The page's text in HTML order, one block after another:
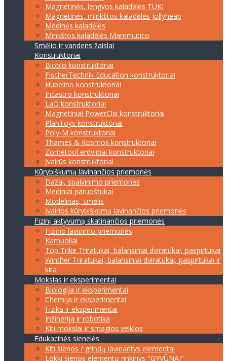
Magnetinės, lengvos kaladėlės TUKI
Magnetinės, minkštos kaladėlės Jollyheap
Medinės kaladėlės
Minkštos kaladėlės Mammutico
Smėlio ir vandens žaislai
Konstruktoriai
Bioblo konstruktoriai
FischerTechnik Education konstruktoriai
Hubelino konstruktoriai
Incastro konstruktoriai
LaQ konstruktoriai
Magnetiniai PowerClix konstruktoriai
PlanToys konstruktoriai
Poly-M konstruktoriai
Thames & Kosmos konstruktoriai
Zometool erdviniai konstruktoriai
Įvairūs konstruktoriai
Kūrybiškumą lavinančios priemonės
Dažai, spalvinimo priemonės
Mediniai paruoštukai
Modelinas, smėlis
Įvairios kūrybiškumą lavinančios priemonės
Fizinį aktyvumą skatinančios priemonės
Fizinio lavinimo priemonės
Kamuoliai
Top Trike Triratukai, balansiniai dviratukai, paspirtukai
Winther Triratukai, balansiniai dviratukai, paspirtukai ir
kita
Mokslas ir eksperimentai
Biologija ir eksperimentai
Chemija ir eksperimentai
Fizika ir eksperimentai
Inžinerija ir robotika
Kiti mokslai ir smagios veiklos
Edukacinės sienelės
Kiti sienos / grindų lavinantys elementai
Lokki sienos elementų rinkinys "GYVŪNAI"